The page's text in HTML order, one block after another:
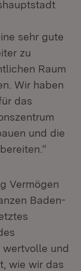
sehr gute
zu
Raum
Wir haben
das
und die
Vermögen
Baden-
und
wie wir das